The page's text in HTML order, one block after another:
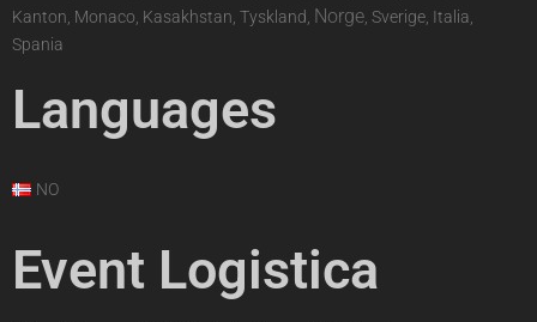
Kanton, Monaco, Kasakhstan, Tyskland, Norge, Sverige, Italia,
Spania
Languages
NO
Event Logistica